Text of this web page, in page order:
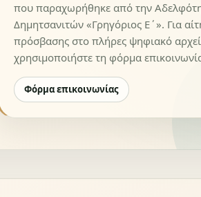
που παραχωρήθηκε από την
Δημητσανιτών «Γρηγόριος Ε΄». Για
πρόσβασης στο πλήρες ψηφιακό
χρησιμοποιήστε τη φόρμα
Φόρμα επικοινωνίας